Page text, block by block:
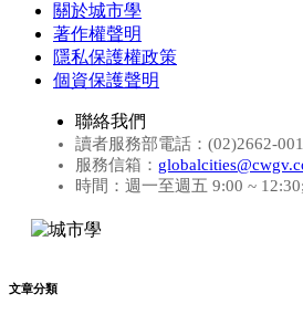
關於城市學
著作權聲明
隱私保護權政策
個資保護聲明
聯絡我們
讀者服務部電話：(02)2662-
服務信箱：
時間：週一至週五 9:00 ~
文章分類